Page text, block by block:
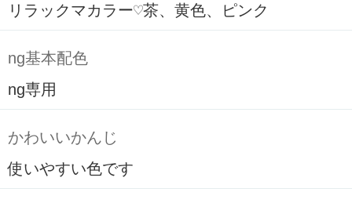
リラックマカラー♡茶、黄色、ピンク
ng基本配色
ng専用
かわいいかんじ
使いやすい色です